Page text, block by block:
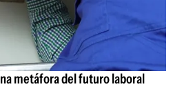
metáfora del futuro laboral